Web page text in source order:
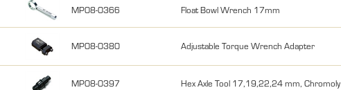
MP08-0366 Float Bowl Wrench 17mm
MP08-0380 Adjustable Torque Wrench Adapter
MP08-0397 Hex Axle Tool 17,19,22,24 mm, Chromoly